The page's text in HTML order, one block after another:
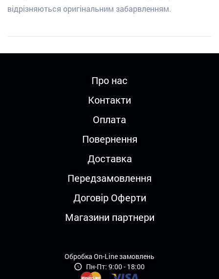
відрізняються оригінальним забарвленням.
Про нас
Контакти
Оплата
Повернення
Доставка
Передзамовлення
Договір Оферти
Магазини партнери
Обробка On-Line замовлень
Пн-Пт: 9:00 - 18:00